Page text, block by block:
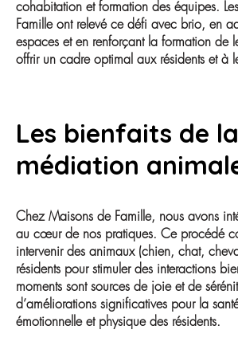
cohabitation et formation des équipes.
Famille ont relevé ce défi avec brio, en
espaces et en renforçant la formation de
offrir un cadre optimal aux résidents et à
Les bienfaits de la
médiation
Chez Maisons de Famille, nous avons
au cœur de nos pratiques. Ce procédé
intervenir des animaux (chien, chat,
résidents pour stimuler des interactions
moments sont sources de joie et de
d’améliorations significatives pour la
émotionnelle et physique des résidents.